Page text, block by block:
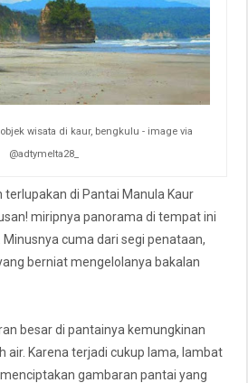
wisata di kaur, bengkulu - image via
@adtymelta28_
terlupakan di Pantai Manula Kaur
miripnya panorama di tempat ini
Minusnya cuma dari segi penataan,
berniat mengelolanya bakalan
besar di pantainya kemungkinan
air. Karena terjadi cukup lama, lambat
gambaran pantai yang